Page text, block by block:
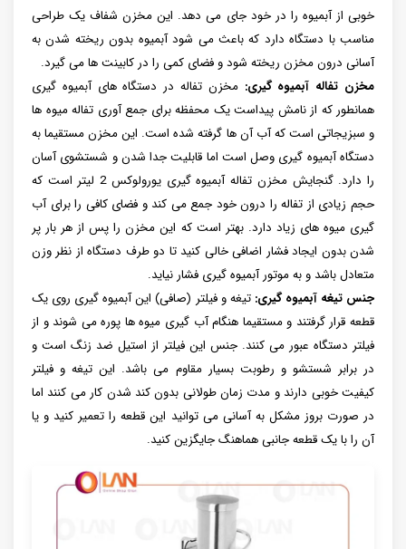
خوبی از آبمیوه را در خود جای می دهد. این مخزن شفاف یک طراحی
مناسب با دستگاه دارد که باعث می شود آبمیوه بدون ریخته شدن به
آسانی درون مخزن ریخته شود و فضای کمی را در کابینت ها می گیرد.
مخزن تفاله آبمیوه گیری: مخزن تفاله در دستگاه های آبمیوه گیری
همانطور که از نامش پیداست یک محفظه برای جمع آوری تفاله میوه ها
و سبزیجاتی است که آب آن ها گرفته شده است. این مخزن مستقیما به
دستگاه آبمیوه گیری وصل است اما قابلیت جدا شدن و شستشوی آسان
را دارد. گنجایش مخزن تفاله آبمیوه گیری یورولوکس 2 لیتر است که
حجم زیادی از تفاله را درون خود جمع می کند و فضای کافی را برای آب
گیری میوه های زیاد دارد. بهتر است که این مخزن را پس از هر بار پر
شدن بدون ایجاد فشار اضافی خالی کنید تا دو طرف دستگاه از نظر وزن
متعادل باشد و به موتور آبمیوه گیری فشار نیاید.
جنس تیغه آبمیوه گیری: تیغه و فیلتر (صافی) این آبمیوه گیری روی یک
قطعه قرار گرفتند و مستقیما هنگام آب گیری میوه ها پوره می شوند و از
فیلتر دستگاه عبور می کنند. جنس این فیلتر از استیل ضد زنگ است و
در برابر شستشو و رطوبت بسیار مقاوم می باشد. این تیغه و فیلتر
کیفیت خوبی دارند و مدت زمان طولانی بدون کند شدن کار می کنند اما
در صورت بروز مشکل به آسانی می توانید این قطعه را تعمیر کنید و یا
آن را با یک قطعه جانبی هماهنگ جایگزین کنید.